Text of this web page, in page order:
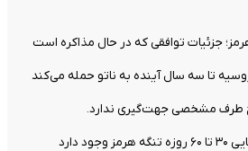
جزئیات توافقی که در حال مذاکره است
تا سه سال آینده به ناتو حمله می‌کند
طرف مشخصی جهت‌گیری ندارد.
دارد